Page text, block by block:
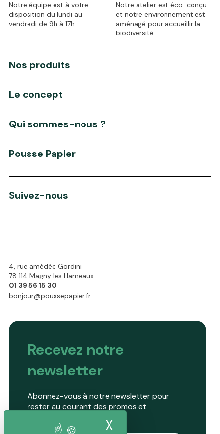
X
Notre équipe est à votre
disposition du lundi au
vendredi de 9h à 17h.
Notre atelier est éco-conçu
et notre environnement est
aménagé pour accueillir la
biodiversité.
4, rue amédée Gordini
78 114 Magny les Hameaux
01 39 56 15 30
bonjour@poussepapier.fr
Recevez notre
newsletter
Abonnez-vous à notre newsletter pour
rester au courant des promos et
Nos produits
Le concept
Qui sommes-nous ?
Pousse Papier
Suivez-nous